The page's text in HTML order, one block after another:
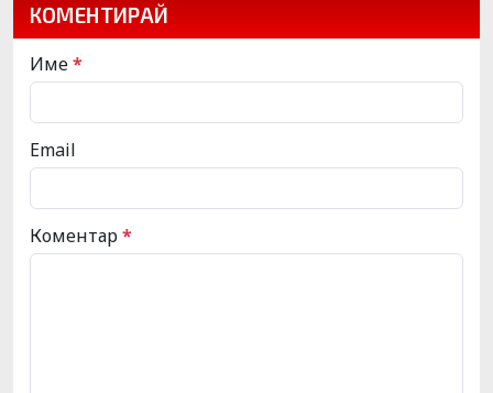
КОМЕНТИРАЙ
Име*
Email
Коментар*